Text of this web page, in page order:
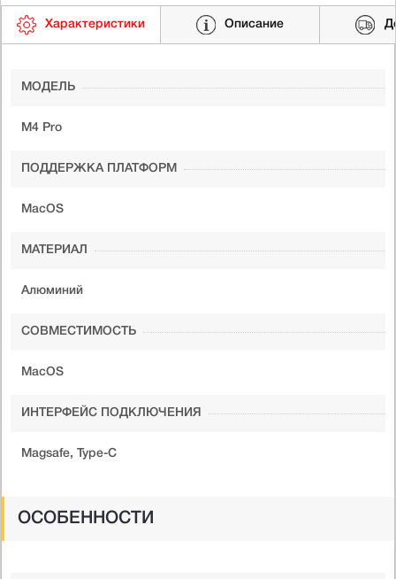
Характеристики Описание
МОДЕЛЬ
M4 Pro
ПОДДЕРЖКА ПЛАТФОРМ
MacOS
МАТЕРИАЛ
Алюминий
СОВМЕСТИМОСТЬ
MacOS
ИНТЕРФЕЙС ПОДКЛЮЧЕНИЯ
Magsafe, Type-C
ОСОБЕННОСТИ